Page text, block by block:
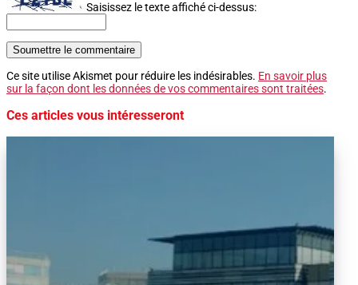
Saisissez le texte affiché ci-dessus:
Soumettre le commentaire
Ce site utilise Akismet pour réduire les indésirables. En savoir plus
sur la façon dont les données de vos commentaires sont traitées.
Ces articles vous intéresseront